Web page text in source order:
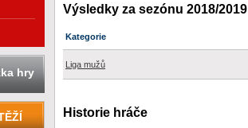
Výsledky za sezónu 2018/2019
Kategorie
Liga mužů
Historie hráče
hry